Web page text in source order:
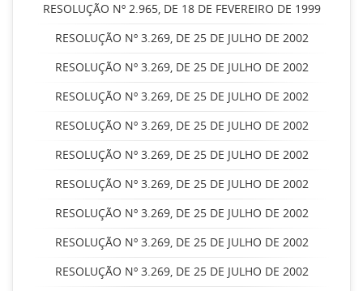
RESOLUÇÃO Nº 2.965, DE 18 DE FEVEREIRO DE 1999
RESOLUÇÃO Nº 3.269, DE 25 DE JULHO DE 2002
RESOLUÇÃO Nº 3.269, DE 25 DE JULHO DE 2002
RESOLUÇÃO Nº 3.269, DE 25 DE JULHO DE 2002
RESOLUÇÃO Nº 3.269, DE 25 DE JULHO DE 2002
RESOLUÇÃO Nº 3.269, DE 25 DE JULHO DE 2002
RESOLUÇÃO Nº 3.269, DE 25 DE JULHO DE 2002
RESOLUÇÃO Nº 3.269, DE 25 DE JULHO DE 2002
RESOLUÇÃO Nº 3.269, DE 25 DE JULHO DE 2002
RESOLUÇÃO Nº 3.269, DE 25 DE JULHO DE 2002